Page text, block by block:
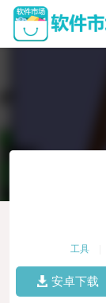
工具
安卓下载